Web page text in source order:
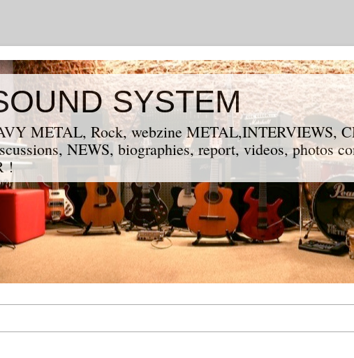
SYSTEM
METAL, Rock, webzine METAL,INTERVIEWS,
NEWS, biographies, report, videos, photos
!